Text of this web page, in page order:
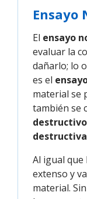
Ensayo
El ensayo
evaluar la
dañarlo; lo
es el
material se
también se
destructivo
Al igual que
extenso y
material.